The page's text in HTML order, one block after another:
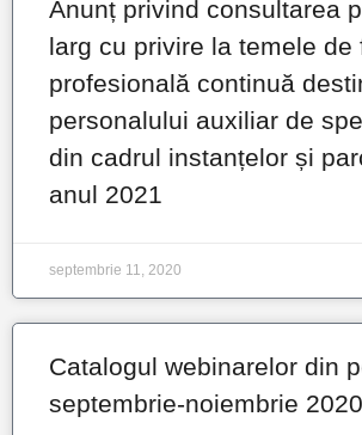
Anunț privind consultarea
larg cu privire la temele de
profesională continuă
personalului auxiliar de
din cadrul instanțelor și
anul 2021
septembrie 11, 2020
Catalogul webinarelor din
septembrie-noiembrie 2020